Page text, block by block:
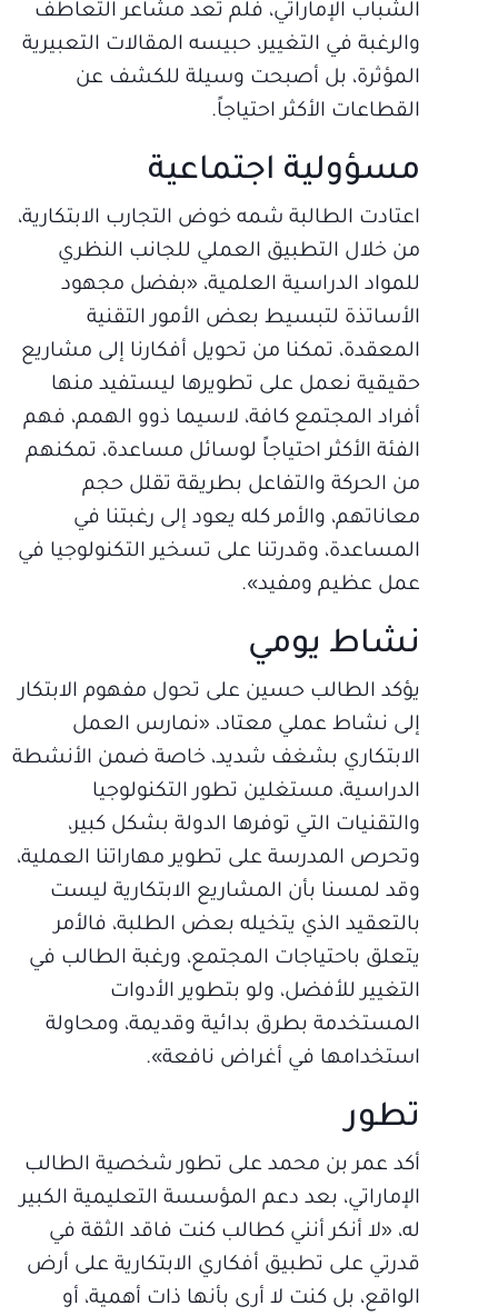
الشباب الإماراتي، فلم تعد مشاعر التعاطف
والرغبة في التغيير، حبيسه المقالات التعبيرية
المؤثرة، بل أصبحت وسيلة للكشف عن
القطاعات الأكثر احتياجاً.
مسؤولية اجتماعية
اعتادت الطالبة شمه خوض التجارب الابتكارية،
من خلال التطبيق العملي للجانب النظري
للمواد الدراسية العلمية، «بفضل مجهود
الأساتذة لتبسيط بعض الأمور التقنية
المعقدة، تمكنا من تحويل أفكارنا إلى مشاريع
حقيقية نعمل على تطويرها ليستفيد منها
أفراد المجتمع كافة، لاسيما ذوو الهمم، فهم
الفئة الأكثر احتياجاً لوسائل مساعدة، تمكنهم
من الحركة والتفاعل بطريقة تقلل حجم
معاناتهم، والأمر كله يعود إلى رغبتنا في
المساعدة، وقدرتنا على تسخير التكنولوجيا في
عمل عظيم ومفيد».
نشاط يومي
يؤكد الطالب حسين على تحول مفهوم الابتكار
إلى نشاط عملي معتاد، «نمارس العمل
الابتكاري بشغف شديد، خاصة ضمن الأنشطة
الدراسية، مستغلين تطور التكنولوجيا
والتقنيات التي توفرها الدولة بشكل كبير،
وتحرص المدرسة على تطوير مهاراتنا العملية،
وقد لمسنا بأن المشاريع الابتكارية ليست
بالتعقيد الذي يتخيله بعض الطلبة، فالأمر
يتعلق باحتياجات المجتمع، ورغبة الطالب في
التغيير للأفضل، ولو بتطوير الأدوات
المستخدمة بطرق بدائية وقديمة، ومحاولة
استخدامها في أغراض نافعة».
تطور
أكد عمر بن محمد على تطور شخصية الطالب
الإماراتي، بعد دعم المؤسسة التعليمية الكبير
له، «لا أنكر أنني كطالب كنت فاقد الثقة في
قدرتي على تطبيق أفكاري الابتكارية على أرض
الواقع، بل كنت لا أرى بأنها ذات أهمية، أو